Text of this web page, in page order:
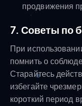
продвижения
7. Советы по
При
помнить о
Старайтесь
избегайте
короткий период